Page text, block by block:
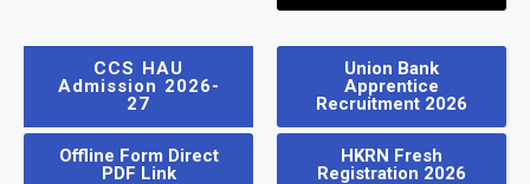
CCS HAU
Admission 2026-
27
Union Bank
Apprentice
Recruitment 2026
Offline Form Direct
PDF Link
HKRN Fresh
Registration 2026